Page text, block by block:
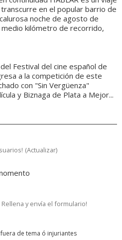
en el popular barrio de
noche de agosto de
kilómetro de recorrido,
Festival del cine español de
a la competición de este
con "Sin Vergüenza"
y Biznaga de Plata a Mejor...
(Actualizar)
Rellena y envía el formulario!
de tema ó injuriantes